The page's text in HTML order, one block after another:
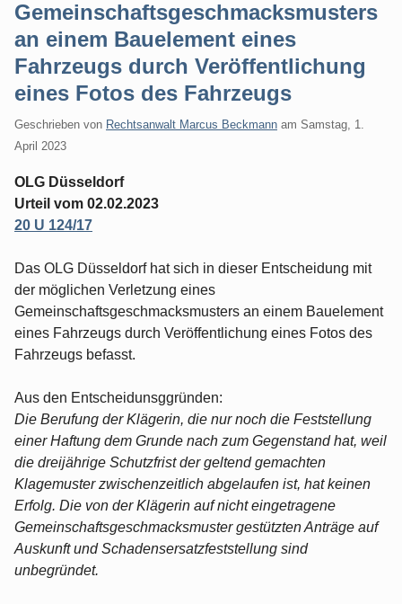
Gemeinschaftsgeschmacksmusters
an einem Bauelement eines
Fahrzeugs durch Veröffentlichung
eines Fotos des Fahrzeugs
Geschrieben von Rechtsanwalt Marcus Beckmann am Samstag, 1.
April 2023
OLG Düsseldorf
Urteil vom 02.02.2023
20 U 124/17
Das OLG Düsseldorf hat sich in dieser Entscheidung mit
der möglichen Verletzung eines
Gemeinschaftsgeschmacksmusters an einem Bauelement
eines Fahrzeugs durch Veröffentlichung eines Fotos des
Fahrzeugs befasst.
Aus den Entscheidunsggründen:
Die Berufung der Klägerin, die nur noch die Feststellung
einer Haftung dem Grunde nach zum Gegenstand hat, weil
die dreijährige Schutzfrist der geltend gemachten
Klagemuster zwischenzeitlich abgelaufen ist, hat keinen
Erfolg. Die von der Klägerin auf nicht eingetragene
Gemeinschaftsgeschmacksmuster gestützten Anträge auf
Auskunft und Schadensersatzfeststellung sind
unbegründet.